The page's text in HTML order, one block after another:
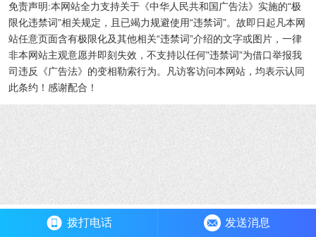
免责声明:本网站全力支持关于《中华人民共和国广告法》实施的“极
限化违禁词”相关规定，且已竭力规避使用“违禁词”。故即日起凡本网
站任意页面含有极限化及其他相关“违禁词”介绍的文字或图片，一律
非本网站主观意愿并即刻失效，不支持以任何"违禁词”为借口举报我
司违反《广告法》的变相勒索行为。凡访客访问本网站，均表示认同
此条约！感谢配合！
拨打电话 发送消息